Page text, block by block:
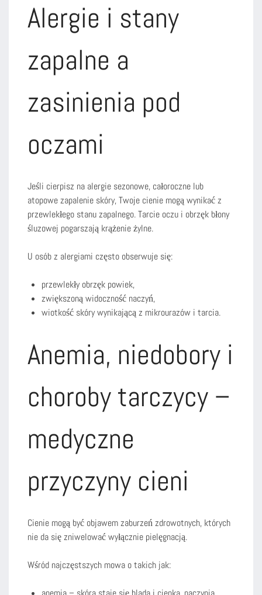
Alergie i stany
zapalne a
zasinienia pod
oczami
Jeśli cierpisz na alergie sezonowe, całoroczne lub
atopowe zapalenie skóry, Twoje cienie mogą wynikać z
przewlekłego stanu zapalnego. Tarcie oczu i obrzęk błony
śluzowej pogarszają krążenie żylne.
U osób z alergiami często obserwuje się:
przewlekły obrzęk powiek,
zwiększoną widoczność naczyń,
wiotkość skóry wynikającą z mikrourazów i tarcia.
Anemia, niedobory i
choroby tarczycy –
medyczne
przyczyny cieni
Cienie mogą być objawem zaburzeń zdrowotnych, których
nie da się zniwelować wyłącznie pielęgnacją.
Wśród najczęstszych mowa o takich jak: